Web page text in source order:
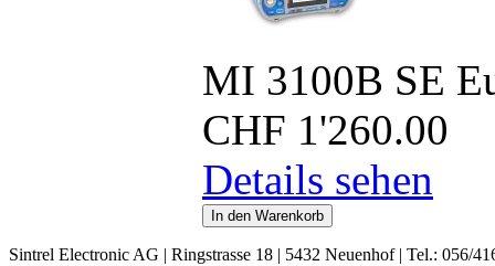
MI 3100B SE
CHF 1'260.00
Details sehen
Sintrel Electronic AG | Ringstrasse 18 | 5432 Neuenhof | Tel.: 056/